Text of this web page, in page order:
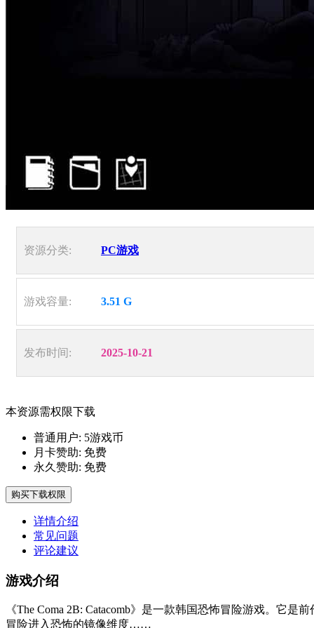
资源分类: PC游戏
游戏容量: 3.51 G
发布时间: 2025-10-21
本资源需权限下载
普通用户: 5游戏币
月卡赞助: 免费
永久赞助: 免费
购买下载权限
详情介绍
常见问题
评论建议
游戏介绍
《The Coma 2B: Catacomb》是一款韩国恐怖冒险游戏。它
冒险进入恐怖的镜像维度……